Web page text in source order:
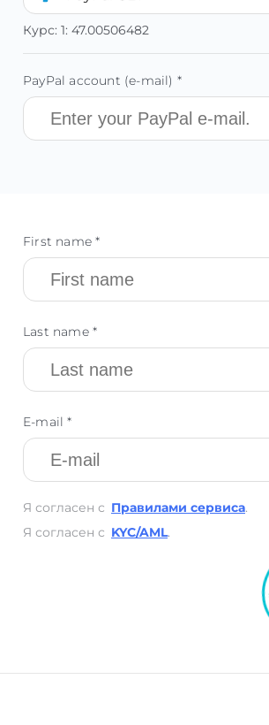
Курс: 1: 47.00506482
PayPal account (e-mail) *
First name *
Last name *
E-mail *
Я согласен с Правилами сервиса.
Я согласен с KYC/AML.